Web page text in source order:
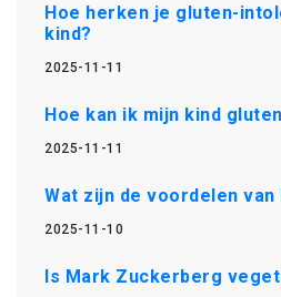
Hoe herken je gluten-
kind?
2025-11-11
Hoe kan ik mijn kind
2025-11-11
Wat zijn de voordelen
2025-11-10
Is Mark Zuckerberg